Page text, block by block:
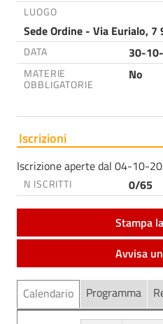
LUOGO
Sede Ordine - Via Eurialo, 7
DATA 30-
MATERIE
OBBLIGATORIE
No
Iscrizioni
Iscrizione aperte dal 04-10-
N ISCRITTI 0/65
Stampa
Avvisa
Calendario Programma